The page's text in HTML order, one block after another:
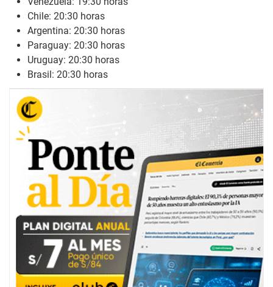
Chile: 20:30 horas
Argentina: 20:30 horas
Paraguay: 20:30 horas
Uruguay: 20:30 horas
Brasil: 20:30 horas